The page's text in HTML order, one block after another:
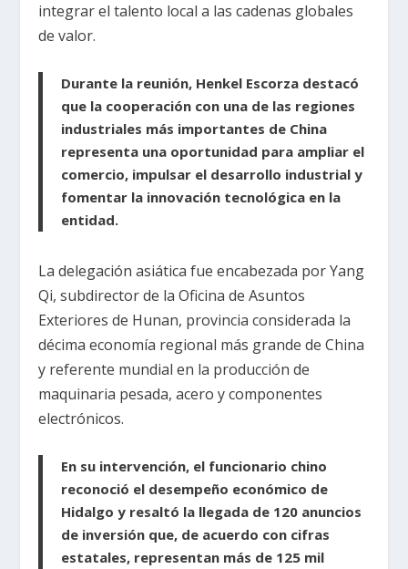
integrar el talento local a las cadenas globales
de valor.
Durante la reunión, Henkel Escorza destacó
que la cooperación con una de las regiones
industriales más importantes de China
representa una oportunidad para ampliar el
comercio, impulsar el desarrollo industrial y
fomentar la innovación tecnológica en la
entidad.
La delegación asiática fue encabezada por Yang
Qi, subdirector de la Oficina de Asuntos
Exteriores de Hunan, provincia considerada la
décima economía regional más grande de China
y referente mundial en la producción de
maquinaria pesada, acero y componentes
electrónicos.
En su intervención, el funcionario chino
reconoció el desempeño económico de
Hidalgo y resaltó la llegada de 120 anuncios
de inversión que, de acuerdo con cifras
estatales, representan más de 125 mil